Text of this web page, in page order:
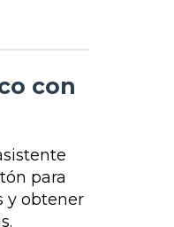
con
para
y obtener